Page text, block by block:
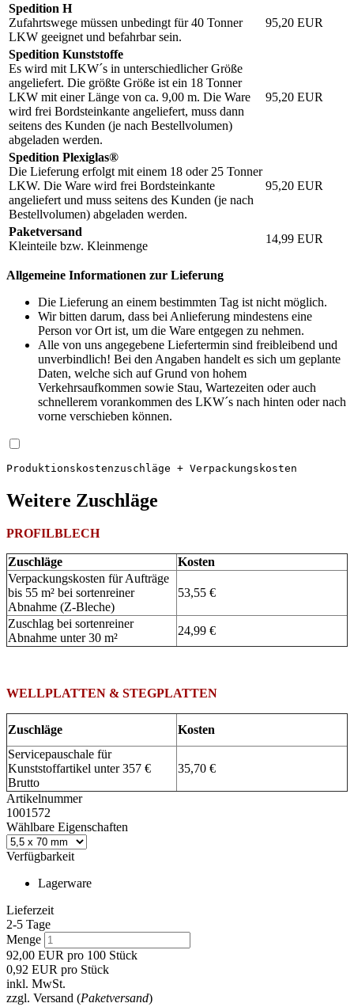
Spedition H
Zufahrtswege müssen unbedingt für 40 Tonner
LKW geeignet und befahrbar sein.
95,20 EUR
Spedition Kunststoffe
Es wird mit LKW´s in unterschiedlicher Größe
angeliefert. Die größte Größe ist ein 18 Tonner
LKW mit einer Länge von ca. 9,00 m. Die Ware
wird frei Bordsteinkante angeliefert, muss dann
seitens des Kunden (je nach Bestellvolumen)
abgeladen werden.
95,20 EUR
Spedition Plexiglas®
Die Lieferung erfolgt mit einem 18 oder 25 Tonner
LKW. Die Ware wird frei Bordsteinkante
angeliefert und muss seitens des Kunden (je nach
Bestellvolumen) abgeladen werden.
95,20 EUR
Paketversand
Kleinteile bzw. Kleinmenge
14,99 EUR
Allgemeine Informationen zur Lieferung
Die Lieferung an einem bestimmten Tag ist nicht möglich.
Wir bitten darum, dass bei Anlieferung mindestens eine
Person vor Ort ist, um die Ware entgegen zu nehmen.
Alle von uns angegebene Liefertermin sind freibleibend und
unverbindlich! Bei den Angaben handelt es sich um geplante
Daten, welche sich auf Grund von hohem
Verkehrsaufkommen sowie Stau, Wartezeiten oder auch
schnellerem vorankommen des LKW´s nach hinten oder nach
vorne verschieben können.
Produktions­kosten­zuschläge + Verpackungskosten
Weitere Zuschläge
PROFILBLECH
Zuschläge
Kosten
Verpackungskosten für Aufträge
bis 55 m² bei sortenreiner
Abnahme (Z-Bleche)
53,55 €
Zuschlag bei sortenreiner
Abnahme unter 30 m²
24,99 €
WELLPLATTEN & STEGPLATTEN
Zuschläge
Kosten
Servicepauschale für
Kunststoffartikel unter 357 €
Brutto
35,70 €
Artikelnummer
1001572
Wählbare Eigenschaften
Verfügbarkeit
Lagerware
Lieferzeit
2-5 Tage
Menge
92,00 EUR pro 100 Stück
0,92 EUR pro Stück
inkl. MwSt.
zzgl. Versand (Paketversand)